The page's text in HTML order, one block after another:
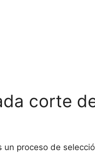
corte
proceso de